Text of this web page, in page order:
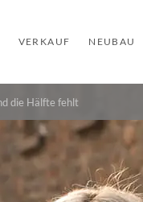
VERKAUF NEUBAU
die Hälfte fehlt